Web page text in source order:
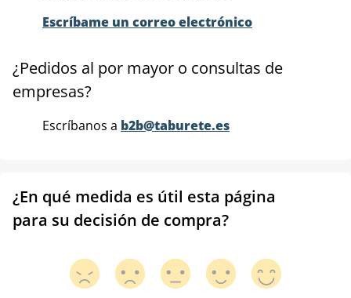
Escríbame un correo electrónico
¿Pedidos al por mayor o consultas de
empresas?
Escríbanos a b2b@taburete.es
¿En qué medida es útil esta página
para su decisión de compra?